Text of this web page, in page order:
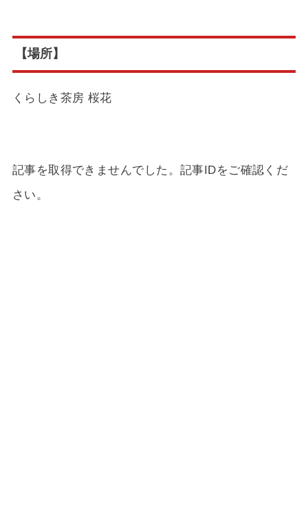
【場所】
くらしき茶房 桜花
記事を取得できませんでした。記事IDをご確認くだ
さい。